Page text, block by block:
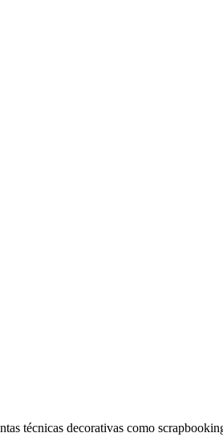
técnicas decorativas como